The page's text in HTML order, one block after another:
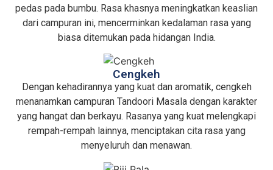
pedas pada bumbu. Rasa khasnya meningkatkan keaslian
dari campuran ini, mencerminkan kedalaman rasa yang
biasa ditemukan pada hidangan India.
Cengkeh
Dengan kehadirannya yang kuat dan aromatik, cengkeh
menanamkan campuran Tandoori Masala dengan karakter
yang hangat dan berkayu. Rasanya yang kuat melengkapi
rempah-rempah lainnya, menciptakan cita rasa yang
menyeluruh dan menawan.